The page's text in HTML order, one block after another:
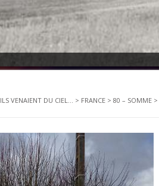
ILS VENAIENT DU CIEL... > FRANCE > 80 – SOMME >